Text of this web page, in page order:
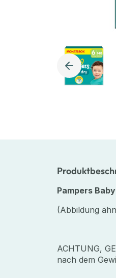
Pampers
(Abbildung
ACHTUNG,
nach dem